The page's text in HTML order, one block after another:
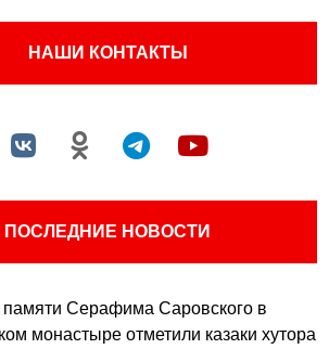
НАШИ КОНТАКТЫ
ПОСЛЕДНИЕ НОВОСТИ
Серафима Саровского в
монастыре отметили казаки хутора